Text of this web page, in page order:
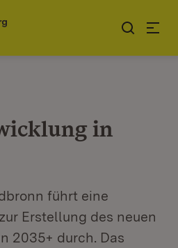
in
führt eine
Erstellung des neuen
2035+ durch. Das